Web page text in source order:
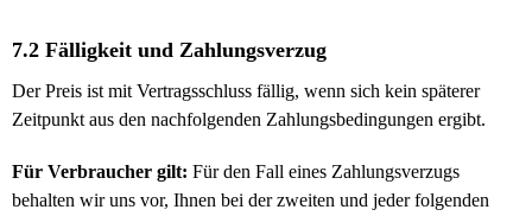
7.2 Fälligkeit und Zahlungsverzug
Der Preis ist mit Vertragsschluss fällig, wenn sich kein späterer
Zeitpunkt aus den nachfolgenden Zahlungsbedingungen ergibt.
Für Verbraucher gilt: Für den Fall eines Zahlungsverzugs
behalten wir uns vor, Ihnen bei der zweiten und jeder folgenden